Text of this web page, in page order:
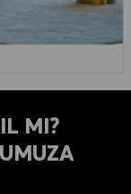
MI?